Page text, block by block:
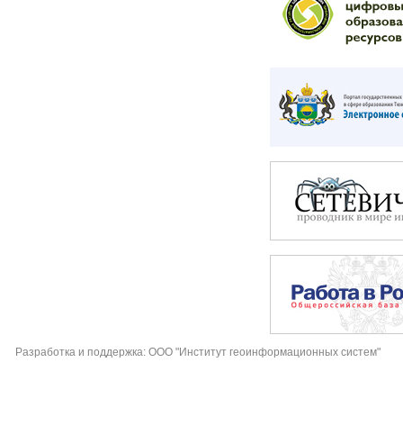
Разработка и поддержка: ООО "Институт геоинформационных систем"